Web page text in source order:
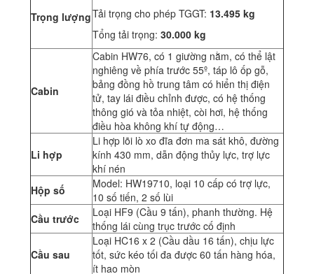
Trọng lượngTải trọng cho phép TGGT: 13.495 kg
Tổng tải trọng: 30.000 kg
Cabin
Cabin HW76, có 1 giường nằm, có thể lật
nghiêng về phía trước 55º, táp lô ốp gỗ,
bảng đồng hồ trung tâm có hiển thị điện
tử, tay lái điều chỉnh được, có hệ thống
thông gió và tỏa nhiệt, còi hơi, hệ thống
điều hòa không khí tự động…
Li hợp
Li hợp lõi lò xo đĩa đơn ma sát khô, đường
kính 430 mm, dẫn động thủy lực, trợ lực
khí nén
Hộp số
Model: HW19710, loại 10 cấp có trợ lực,
10 số tiến, 2 số lùi
Cầu trước
Loại HF9 (Cầu 9 tấn), phanh thường. Hệ
thống lái cùng trục trước cố định
Cầu sau
Loại HC16 x 2 (Cầu dầu 16 tấn), chịu lực
tốt, sức kéo tối đa được 60 tấn hàng hóa,
ít hao mòn